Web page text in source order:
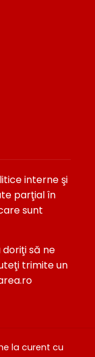
interne şi
parţial în
sunt
să ne
trimite un
la curent cu